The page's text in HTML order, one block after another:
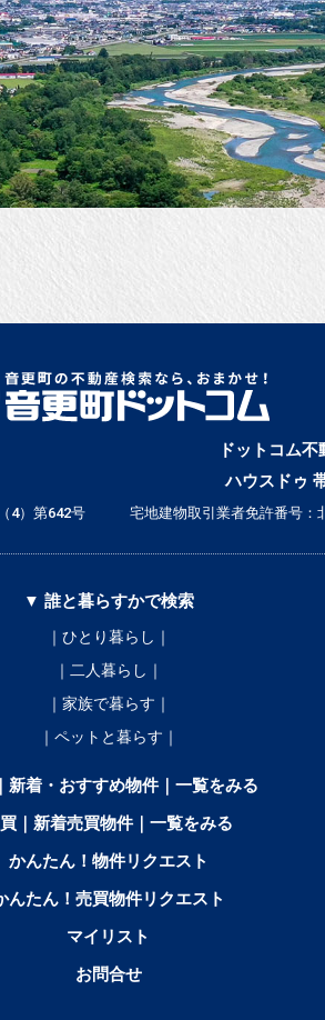
4）第642号
ドットコム
ハウスドゥ
宅地建物取引業者免許番号：
▼ 誰と暮らすかで検索
｜ひとり暮らし｜
｜二人暮らし｜
｜家族で暮らす｜
｜ペットと暮らす｜
新着・おすすめ物件｜一覧をみる
｜新着売買物件｜一覧をみる
かんたん！物件リクエスト
んたん！売買物件リクエスト
マイリスト
お問合せ